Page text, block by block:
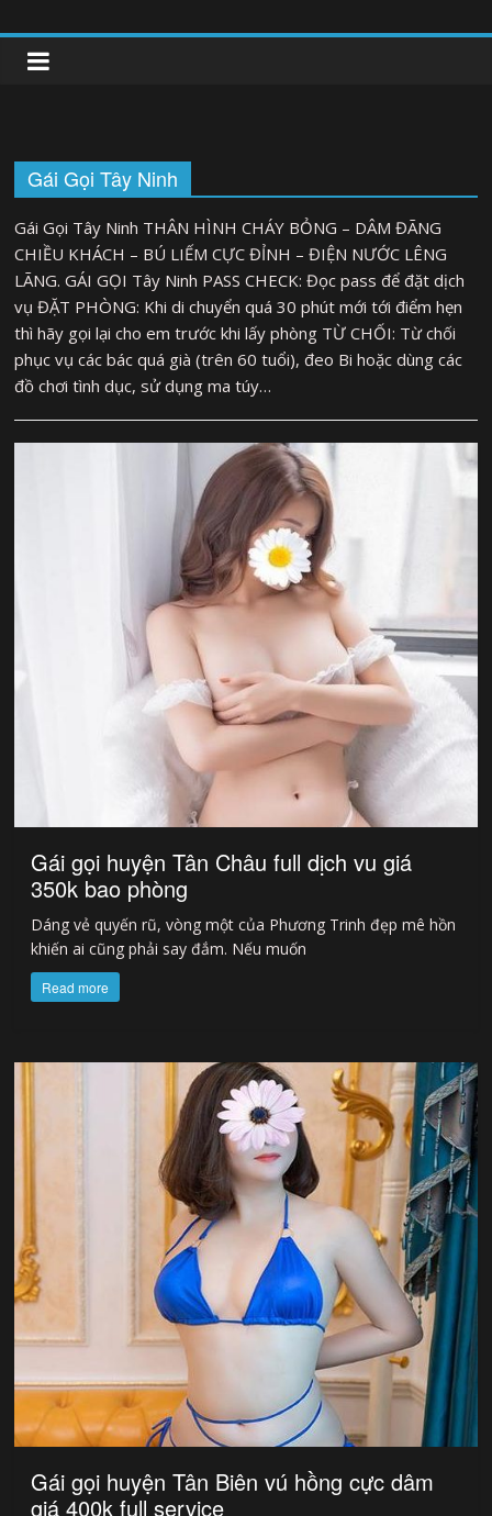
to
content
clipnonglive.com
Gái Gọi Tây Ninh
Gái Gọi Tây Ninh THÂN HÌNH CHÁY BỎNG – DÂM ĐÃNG
CHIỀU KHÁCH – BÚ LIẾM CỰC ĐỈNH – ĐIỆN NƯỚC LÊNG
LÃNG. GÁI GỌI Tây Ninh PASS CHECK: Đọc pass để đặt dịch
vụ ĐẶT PHÒNG: Khi di chuyển quá 30 phút mới tới điểm hẹn
thì hãy gọi lại cho em trước khi lấy phòng TỪ CHỐI: Từ chối
phục vụ các bác quá già (trên 60 tuổi), đeo Bi hoặc dùng các
đồ chơi tình dục, sử dụng ma túy…
Gái gọi huyện Tân Châu full dịch vu giá
350k bao phòng
Dáng vẻ quyến rũ, vòng một của Phương Trinh đẹp mê hồn
khiến ai cũng phải say đắm. Nếu muốn
Read more
Gái gọi huyện Tân Biên vú hồng cực dâm
giá 400k full service